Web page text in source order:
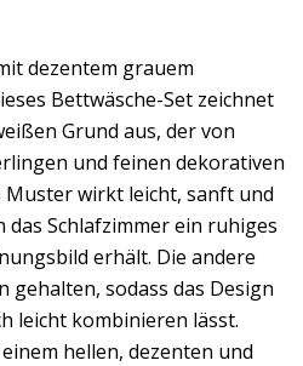
dezentem grauem
Bettwäsche-Set zeichnet
Grund aus, der von
und feinen dekorativen
Muster wirkt leicht, sanft und
Schlafzimmer ein ruhiges
erhält. Die andere
gehalten, sodass das Design
leicht kombinieren lässt.
hellen, dezenten und